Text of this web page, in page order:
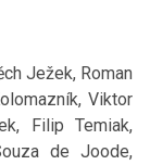
Ježek, Roman
Viktor
Filip Temiak,
de Joode,